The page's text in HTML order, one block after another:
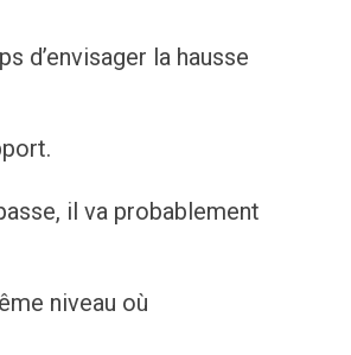
d’envisager la hausse
il va probablement
niveau où